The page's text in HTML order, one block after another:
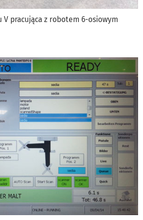
V pracująca z robotem 6-osiowym